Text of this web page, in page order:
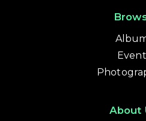
About